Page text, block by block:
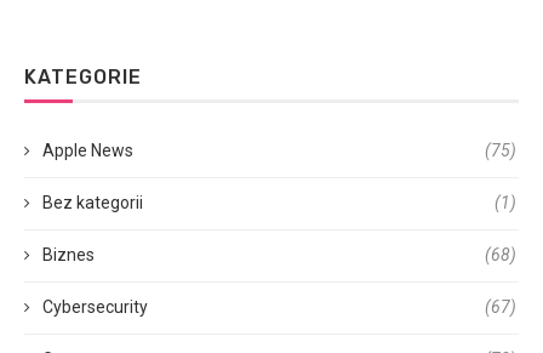
KATEGORIE
Apple News (75)
Bez kategorii (1)
Biznes (68)
Cybersecurity (67)